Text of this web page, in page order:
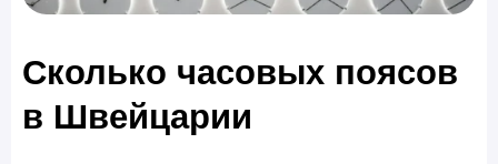
Сколько часовых поясов
в Швейцарии